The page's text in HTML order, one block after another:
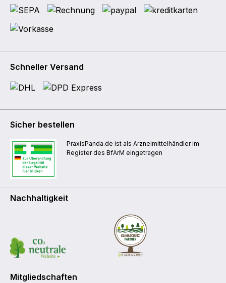
Schneller Versand
Sicher bestellen
PraxisPanda.de ist als Arzneimittelhändler im
Register des BfArM eingetragen
Nachhaltigkeit
Mitgliedschaften